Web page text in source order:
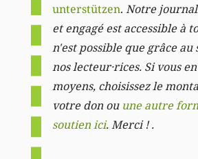
unterstützen. Notre
et engagé est accessible à
n'est possible que grâce au
nos lecteur·rices. Si vous
moyens, choisissez le
votre don ou une autre
soutien ici. Merci ! .